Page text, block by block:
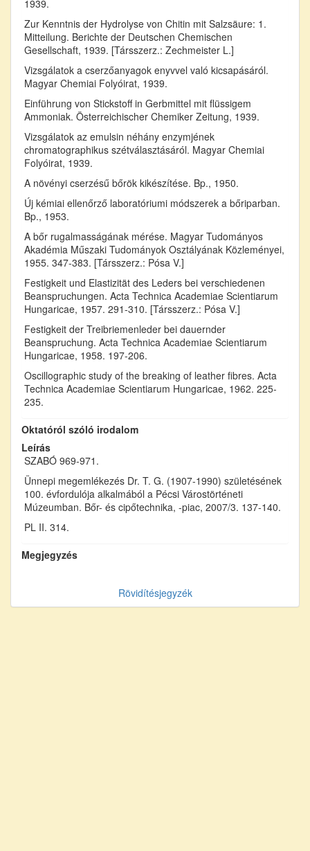
1939.
Zur Kenntnis der Hydrolyse von Chitin mit Salzsäure: 1.
Mitteilung. Berichte der Deutschen Chemischen
Gesellschaft, 1939. [Társszerz.: Zechmeister L.]
Vizsgálatok a cserzőanyagok enyvvel való kicsapásáról.
Magyar Chemiai Folyóirat, 1939.
Einführung von Stickstoff in Gerbmittel mit flüssigem
Ammoniak. Österreichischer Chemiker Zeitung, 1939.
Vizsgálatok az emulsin néhány enzymjének
chromatographikus szétválasztásáról. Magyar Chemiai
Folyóirat, 1939.
A növényi cserzésű bőrök kikészítése. Bp., 1950.
Új kémiai ellenőrző laboratóriumi módszerek a bőriparban.
Bp., 1953.
A bőr rugalmasságának mérése. Magyar Tudományos
Akadémia Műszaki Tudományok Osztályának Közleményei,
1955. 347-383. [Társszerz.: Pósa V.]
Festigkeit und Elastizität des Leders bei verschiedenen
Beanspruchungen. Acta Technica Academiae Scientiarum
Hungaricae, 1957. 291-310. [Társszerz.: Pósa V.]
Festigkeit der Treibriemenleder bei dauernder
Beanspruchung. Acta Technica Academiae Scientiarum
Hungaricae, 1958. 197-206.
Oscillographic study of the breaking of leather fibres. Acta
Technica Academiae Scientiarum Hungaricae, 1962. 225-
235.
Oktatóról szóló irodalom
Leírás
SZABÓ 969-971.
Ünnepi megemlékezés Dr. T. G. (1907-1990) születésének
100. évfordulója alkalmából a Pécsi Várostörténeti
Múzeumban. Bőr- és cipőtechnika, -piac, 2007/3. 137-140.
PL II. 314.
Megjegyzés
Rövidítésjegyzék